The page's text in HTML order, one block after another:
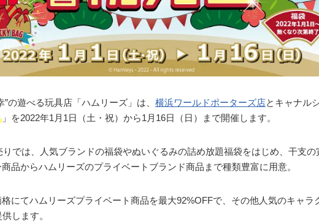
”の遊べる玩具店「ハムリーズ」は、 横浜ワールドポーターズ店とキャナル
」を2022年1月1日（土・祝）から1月16日（日）まで開催します。
りでは、人気ブランドの福袋やぬいぐるみの詰め放題福袋をはじめ、干支の
品からハムリーズのプライベートブランド商品まで種類豊富に用意。
にてハムリーズプライベート商品を最大92%OFFで、その他人気のキャラ
します。